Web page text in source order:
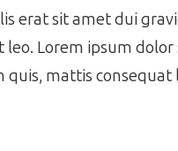
erat sit amet dui
Lorem ipsum
mattis